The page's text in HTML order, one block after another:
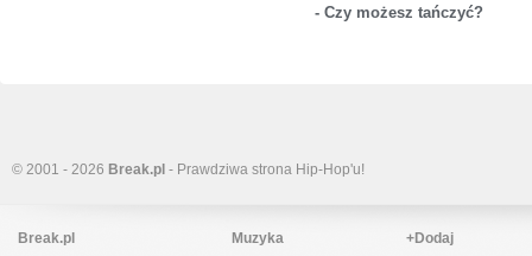
- Czy możesz tańczyć?
© 2001 - 2026 Break.pl - Prawdziwa strona Hip-Hop'u!
Break.pl
Muzyka
+Dodaj